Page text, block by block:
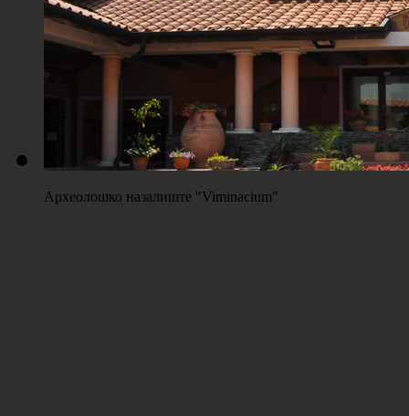
Археолошко назалиште "Viminacium"